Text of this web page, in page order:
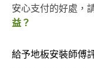
安心支付的好處，
益？
給予地板安裝師傅